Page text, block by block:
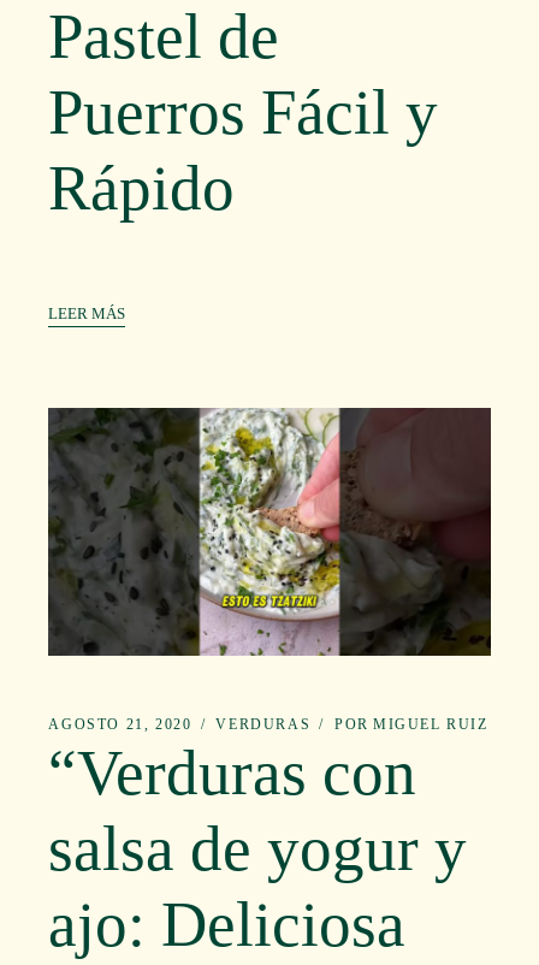
Pastel de
Puerros Fácil y
Rápido
LEER MÁS
AGOSTO 21, 2020 VERDURAS POR MIGUEL RUIZ
“Verduras con
salsa de yogur y
ajo: Deliciosa